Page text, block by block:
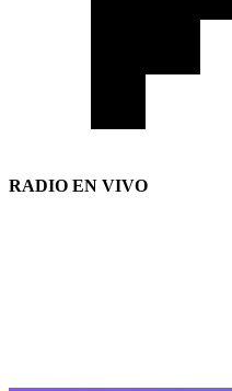
RADIO EN VIVO